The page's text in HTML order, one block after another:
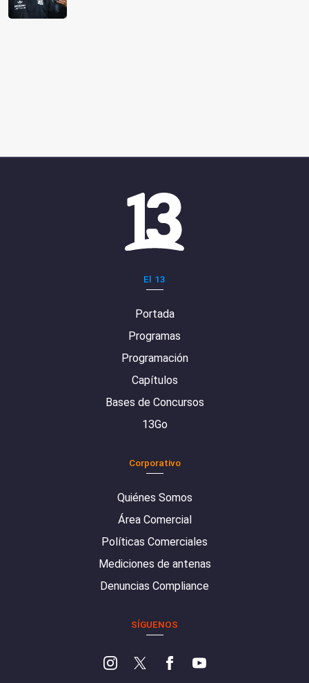
El 13
Portada
Programas
Programación
Capítulos
Bases de Concursos
13Go
Corporativo
Quiénes Somos
Área Comercial
Políticas Comerciales
Mediciones de antenas
Denuncias Compliance
SÍGUENOS